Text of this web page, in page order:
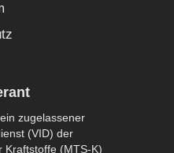
zugelassener
(VID) der
Kraftstoffe (MTS-K)